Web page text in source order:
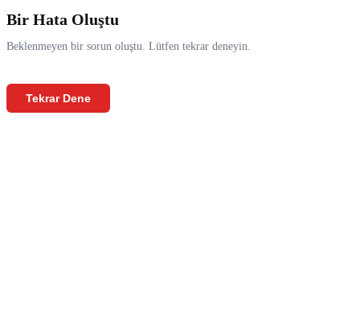
Bir Hata Oluştu
Beklenmeyen bir sorun oluştu. Lütfen tekrar deneyin.
Tekrar Dene